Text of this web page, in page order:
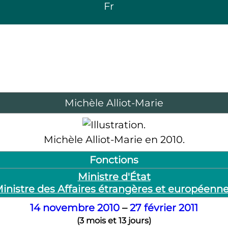
Fr
Michèle Alliot-Marie
Michèle Alliot-Marie en 2010.
Fonctions
Ministre d'État
des Affaires étrangères et
14 novembre 2010 –27 février 2011
(3 mois et 13 jours)